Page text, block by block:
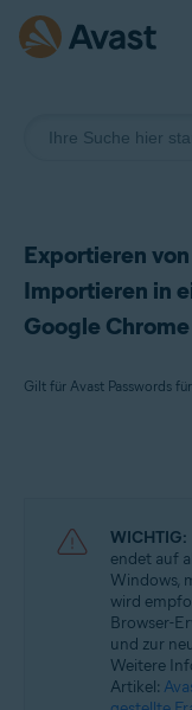
Exportieren
Importieren in
Google Chrome
Avast Premium
Betriebssysteme:
Microsoft Windows
Microsoft Windows
Microsoft Windows
Microsoft Windows 8
Microsoft Windows 7
WICHTIG:
endet auf
Windows,
wird
Browser-
und zur
Weitere
Artikel: